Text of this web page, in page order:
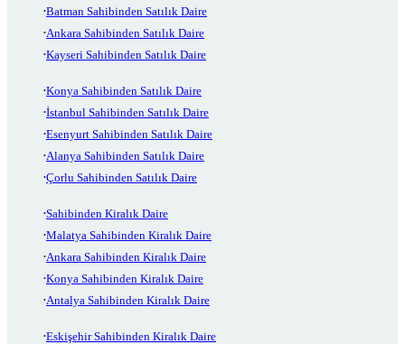
Batman Sahibinden Satılık Daire
Ankara Sahibinden Satılık Daire
Kayseri Sahibinden Satılık Daire
Konya Sahibinden Satılık Daire
İstanbul Sahibinden Satılık Daire
Esenyurt Sahibinden Satılık Daire
Alanya Sahibinden Satılık Daire
Çorlu Sahibinden Satılık Daire
Sahibinden Kiralık Daire
Malatya Sahibinden Kiralık Daire
Ankara Sahibinden Kiralık Daire
Konya Sahibinden Kiralık Daire
Antalya Sahibinden Kiralık Daire
Eskişehir Sahibinden Kiralık Daire